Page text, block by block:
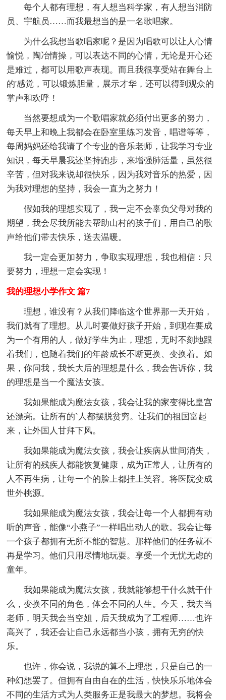
每个人都有理想，有人想当科学家，有人想当消防
员、宇航员……而我最想当的是一名歌唱家。
为什么我想当歌唱家呢？是因为唱歌可以让人心情
愉悦，陶冶情操，可以表达不同的心情，无论是开心还
是难过，都可以用歌声表现。而且我很享受站在舞台上
的'感觉，可以锻炼胆量，展示才华，还可以得到观众的
掌声和欢呼！
当然要想成为一个歌唱家就必须付出更多的努力，
每天早上和晚上我都会在卧室里练习发音，唱谱等等，
每周妈妈还给我请了个专业的音乐老师，让我学习专业
知识，每天早晨我还坚持跑步，来增强肺活量，虽然很
辛苦，但对我来说却很快乐，因为我对音乐的热爱，因
为我对理想的坚持，我会一直为之努力！
假如我的理想实现了，我一定不会辜负父母对我的
期望，我会尽我所能去帮助山村的孩子们，用自己的歌
声给他们带去快乐，送去温暖。
我一定会更加努力，争取实现理想，我也相信：只
要努力，理想一定会实现！
我的理想小学作文 篇7
理想，谁没有？从我们降临这个世界那一天开始，
我们就有了理想。从儿时要做好孩子开始，到现在要成
为一个有用的人，做好学生为止，理想，无时不刻地跟
着我们，也随着我们的年龄成长不断更换、变换着。如
果，你问我，我长大后的理想是什么，我会告诉你，我
的理想是当一个魔法女孩。
我如果能成为魔法女孩，我会让我的家变得比皇宫
还漂亮。让所有的`人都摆脱贫穷。让我们的祖国富起
来，让外国人甘拜下风。
我如果能成为魔法女孩，我会让疾病从世间消失，
让所有的残疾人都能恢复健康，成为正常人，让所有的
人不再生病，让每一个的脸上都挂上笑容。将医院变成
世外桃源。
我如果能成为魔法女孩，我会让每一个人都拥有动
听的声音，能像“小燕子”一样唱出动人的歌。我会让每
一个孩子都拥有无所不能的智慧。那样他们的任务就不
再是学习。他们只用尽情地玩耍。享受一个无忧无虑的
童年。
我如果能成为魔法女孩，我就能够想干什么就干什
么，变换不同的角色，体会不同的人生。今天，我去当
老师，明天我会当空姐，后天我成为了工程师……也许
高兴了，我还会让自己永远都当小孩，拥有无穷的快
乐。
也许，你会说，我说的算不上理想，只是自己的一
种幻想罢了。但拥有自由自在的生活，快快乐乐地体会
不同的生活方式为人类服务正是我最大的梦想。我将会